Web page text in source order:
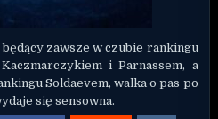
zawsze w czubie rankingu
i Parnassem, a
Soldaevem, walka o pas po
się sensowna.